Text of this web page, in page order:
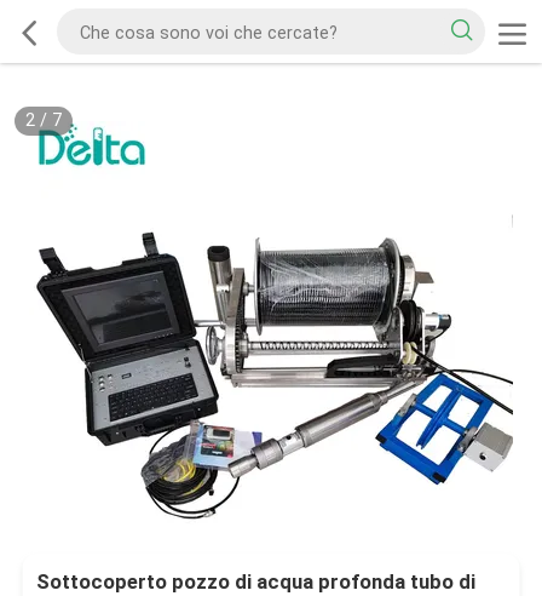
2/ 7
Sottocoperto pozzo di acqua profonda tubo di